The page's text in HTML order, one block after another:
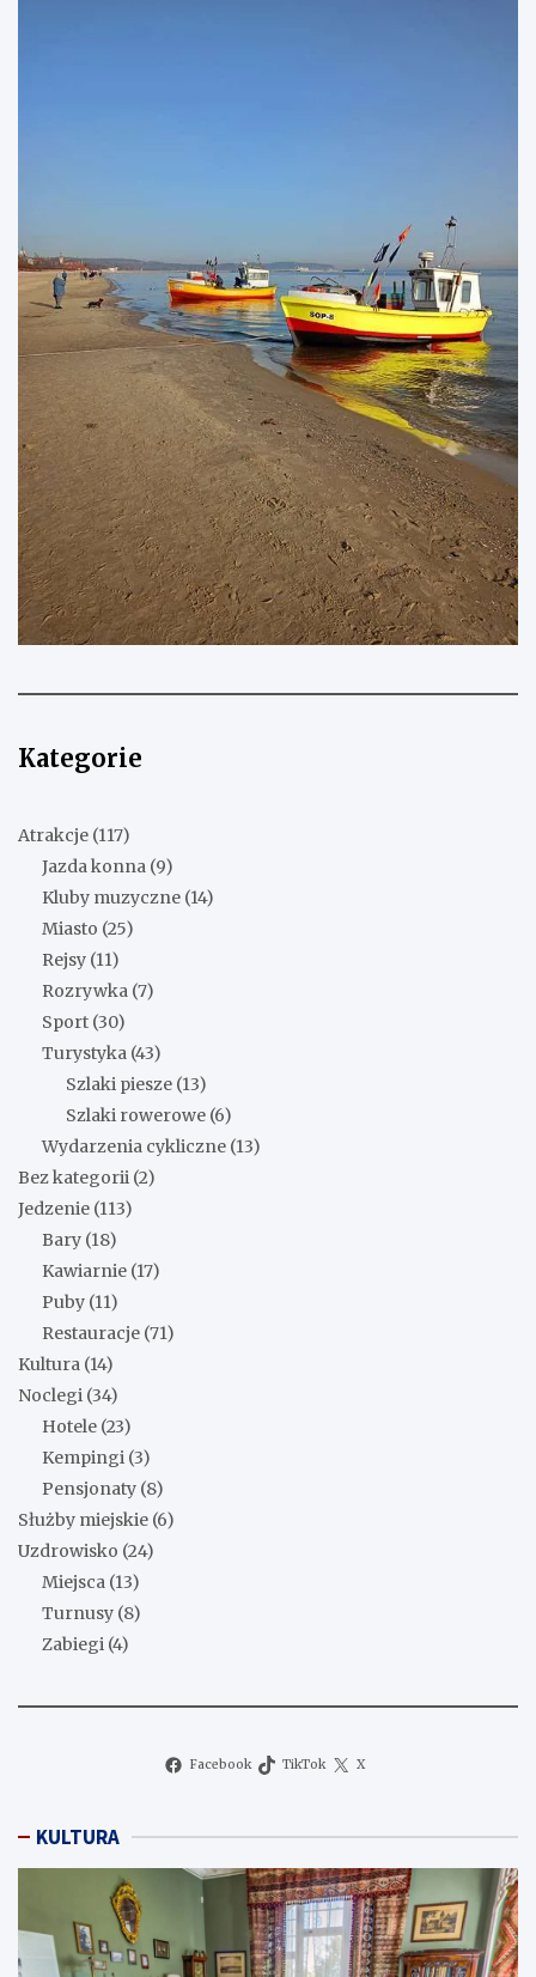
Kategorie
Atrakcje (117)
Jazda konna (9)
Kluby muzyczne (14)
Miasto (25)
Rejsy (11)
Rozrywka (7)
Sport (30)
Turystyka (43)
Szlaki piesze (13)
Szlaki rowerowe (6)
Wydarzenia cykliczne (13)
Bez kategorii (2)
Jedzenie (113)
Bary (18)
Kawiarnie (17)
Puby (11)
Restauracje (71)
Kultura (14)
Noclegi (34)
Hotele (23)
Kempingi (3)
Pensjonaty (8)
Służby miejskie (6)
Uzdrowisko (24)
Miejsca (13)
Turnusy (8)
Zabiegi (4)
Facebook TikTok X
KULTURA